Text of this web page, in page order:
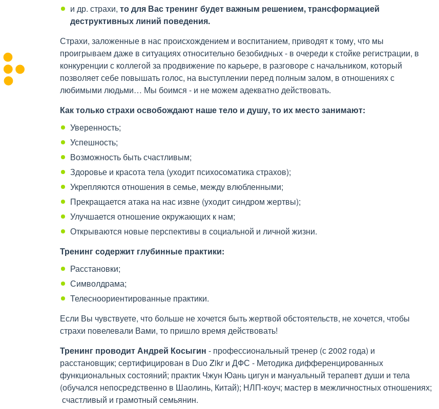
и др. страхи, то для Вас тренинг будет важным решением, трансформацией
деструктивных линий поведения.
Страхи, заложенные в нас происхождением и воспитанием, приводят к тому, что мы
проигрываем даже в ситуациях относительно безобидных - в очереди к стойке регистрации, в
конкуренции с коллегой за продвижение по карьере, в разговоре с начальником, который
позволяет себе повышать голос, на выступлении перед полным залом, в отношениях с
любимыми людьми… Мы боимся - и не можем адекватно действовать.
Как только страхи освобождают наше тело и душу, то их место занимают:
Уверенность;
Успешность;
Возможность быть счастливым;
Здоровье и красота тела (уходит психосоматика страхов);
Укрепляются отношения в семье, между влюбленными;
Прекращается атака на нас извне (уходит синдром жертвы);
Улучшается отношение окружающих к нам;
Открываются новые перспективы в социальной и личной жизни.
Тренинг содержит глубинные практики:
Расстановки;
Символдрама;
Телесноориентированные практики.
Если Вы чувствуете, что больше не хочется быть жертвой обстоятельств, не хочется, чтобы
страхи повелевали Вами, то пришло время действовать!
Тренинг проводитАндрей Косыгин - профессиональный тренер (с 2002 года) и
расстановщик; сертифицирован в Duo Zikr и ДФС - Методика дифференцированных
функциональных состояний; практик Чжун Юань цигун и мануальный терапевт души и тела
(обучался непосредственно в Шаолинь, Китай); НЛП-коуч; мастер в межличностных отношениях;
счастливый и грамотный семьянин.